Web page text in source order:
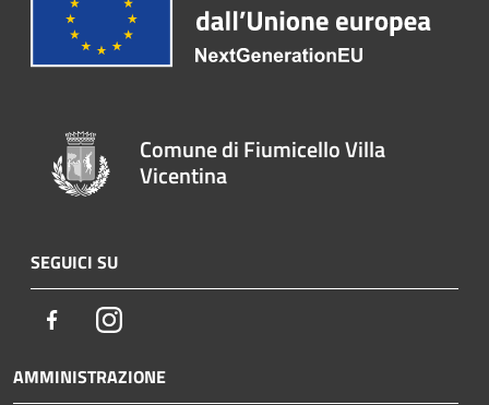
Comune di Fiumicello Villa
Vicentina
SEGUICI SU
FacebookInstagram
AMMINISTRAZIONE